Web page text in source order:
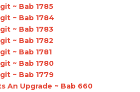
~ Bab 1785
~ Bab 1784
~ Bab 1783
~ Bab 1782
~ Bab 1781
~ Bab 1780
~ Bab 1779
An Upgrade ~ Bab 660